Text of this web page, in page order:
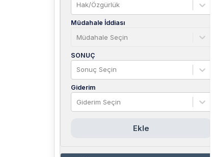
Hak/Özgürlük
Müdahale İddiası
Müdahale Seçin
SONUÇ
Sonuç Seçin
Giderim
Giderim Seçin
Ekle